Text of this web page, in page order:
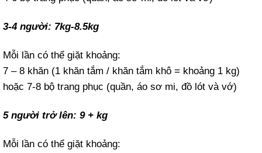
3-4 người: 7kg-8.5kg
Mỗi lần có thể giặt khoảng:
7 – 8 khăn (1 khăn tắm / khăn tắm khô = khoảng 1 kg)
hoặc 7-8 bộ trang phục (quần, áo sơ mi, đồ lót và vớ)
5 người trở lên: 9 + kg
Mỗi lần có thể giặt khoảng: